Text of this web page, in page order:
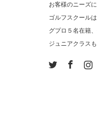
お客様のニーズ
ゴルフスクール
グプロ５名在籍
ジュニアクラスも